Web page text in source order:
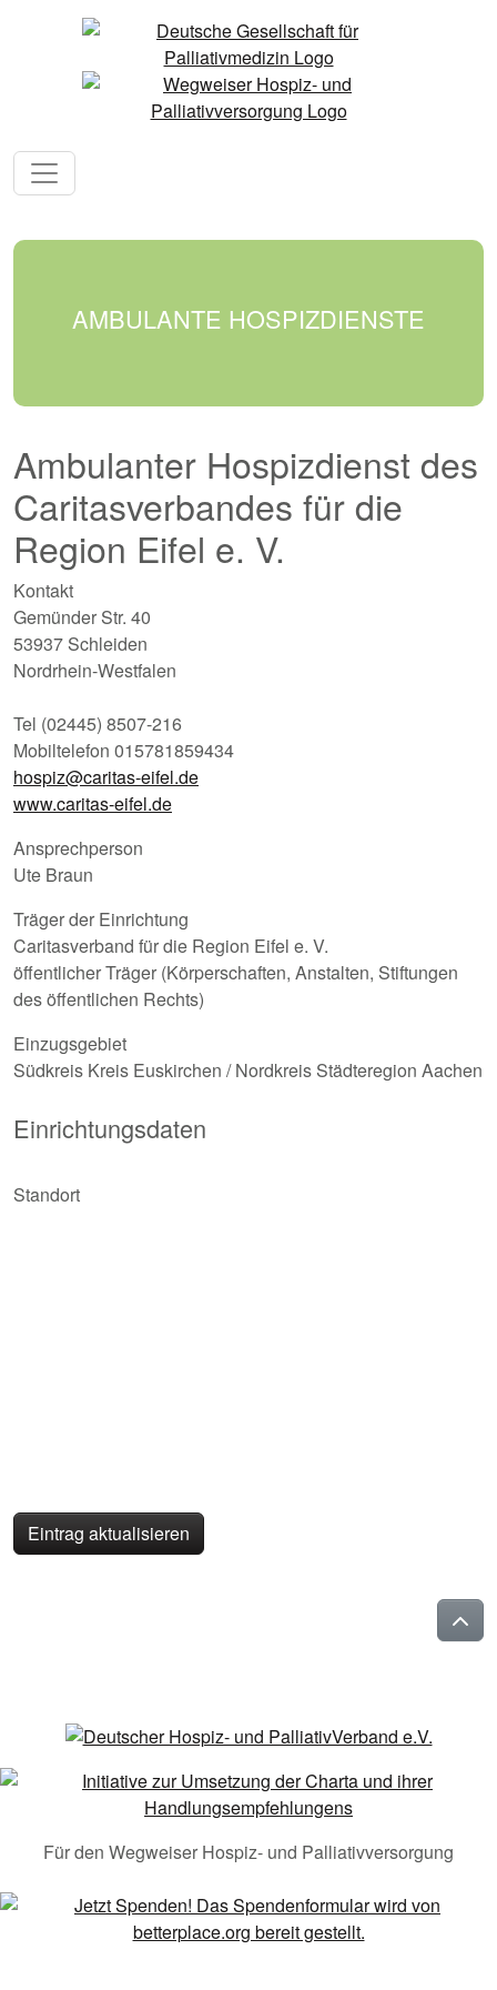
AMBULANTE HOSPIZDIENSTE
Ambulanter Hospizdienst des
Caritasverbandes für die
Region Eifel e. V.
Kontakt
Gemünder Str. 40
53937 Schleiden
Nordrhein-Westfalen
Tel (02445) 8507-216
Mobiltelefon 015781859434
hospiz@caritas-eifel.de
www.caritas-eifel.de
Ansprechperson
Ute Braun
Träger der Einrichtung
Caritasverband für die Region Eifel e. V.
öffentlicher Träger (Körperschaften, Anstalten, Stiftungen
des öffentlichen Rechts)
Einzugsgebiet
Südkreis Kreis Euskirchen / Nordkreis Städteregion Aachen
Einrichtungsdaten
Standort
Eintrag aktualisieren
Für den Wegweiser Hospiz- und Palliativversorgung